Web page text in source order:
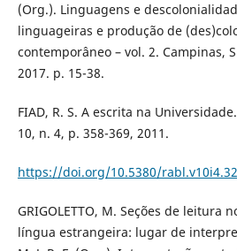
(Org.). Linguagens e
linguageiras e produção de
contemporâneo – vol. 2. Campinas,
2017. p. 15-38.
FIAD, R. S. A escrita na
10, n. 4, p. 358-369, 2011.
https://doi.org/10.5380/
GRIGOLETTO, M. Seções de leitura
língua estrangeira: lugar de